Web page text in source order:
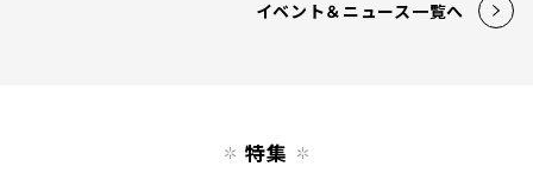
イベント＆ニュース一覧へ
特集